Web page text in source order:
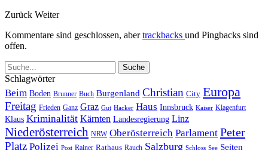
Zurück Weiter
Kommentare sind geschlossen, abertrackbacks und Pingbacks sind
offen.
Schlagwörter
Beim Boden Brunner Buch Burgenland Christian City Europa
Freitag Frieden Ganz Graz Gut Hacker Haus Innsbruck Kaiser Klagenfurt
Klaus Kriminalität Kärnten Landesregierung Linz
Niederösterreich NRW Oberösterreich Parlament Peter
Platz Polizei Post Rainer Rathaus Rauch Salzburg Schloss See Seiten